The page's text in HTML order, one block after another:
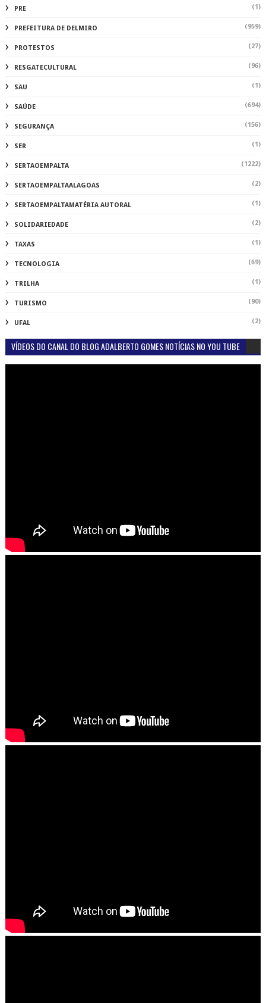
PRE (1)
PREFEITURA DE DELMIRO (959)
PROTESTOS (27)
RESGATECULTURAL (96)
SAU (1)
SAÚDE (694)
SEGURANÇA (156)
SER (1)
SERTAOEMPALTA (1222)
SERTAOEMPALTAALAGOAS (2)
SERTAOEMPALTAMATÉRIA AUTORAL (1)
SOLIDARIEDADE (2)
TAXAS (1)
TECNOLOGIA (69)
TRILHA (1)
TURISMO (90)
UFAL (2)
VÍDEOS DO CANAL DO BLOG ADALBERTO GOMES NOTÍCIAS NO YOU TUBE